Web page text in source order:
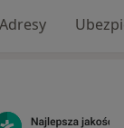
Adresy